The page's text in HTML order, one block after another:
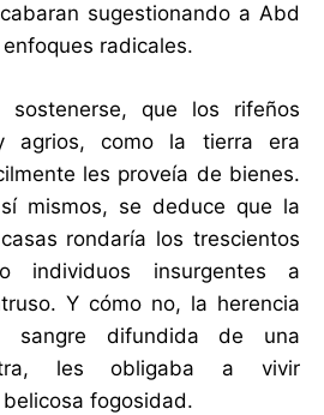
sugestionando a Abd
radicales.
sostenerse, que los rifeños
agrios, como la tierra era
les proveía de bienes.
mismos, se deduce que la
rondaría los trescientos
individuos insurgentes a
Y cómo no, la herencia
difundida de una
les obligaba a vivir
fogosidad.